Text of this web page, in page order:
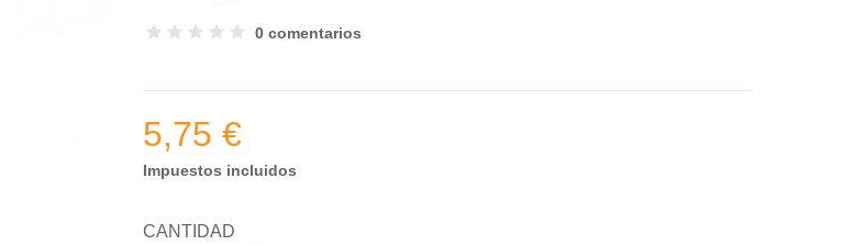
0 comentarios
5,75 €
Impuestos incluidos
CANTIDAD